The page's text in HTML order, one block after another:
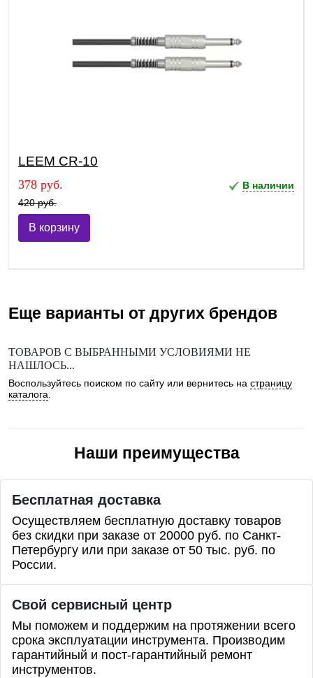
LEEM CR-10
378 руб.
420 руб.
В наличии
В корзину
Еще варианты от других брендов
ТОВАРОВ С ВЫБРАННЫМИ УСЛОВИЯМИ НЕ
НАШЛОСЬ...
Воспользуйтесь поиском по сайту или вернитесь на страницу
каталога.
Наши преимущества
Бесплатная доставка
Осуществляем бесплатную доставку товаров
без скидки при заказе от 20000 руб. по Санкт-
Петербургу или при заказе от 50 тыс. руб. по
России.
Свой сервисный центр
Мы поможем и поддержим на протяжении всего
срока эксплуатации инструмента. Производим
гарантийный и пост-гарантийный ремонт
инструментов.